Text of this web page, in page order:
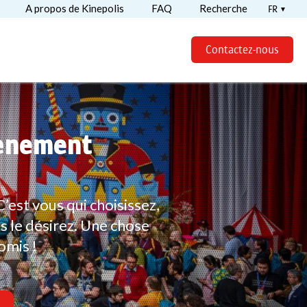
A propos de Kinepolis FAQ Recherche FR
Contactez-nous
vous qui choisissez,
le désirez. Une chose
!